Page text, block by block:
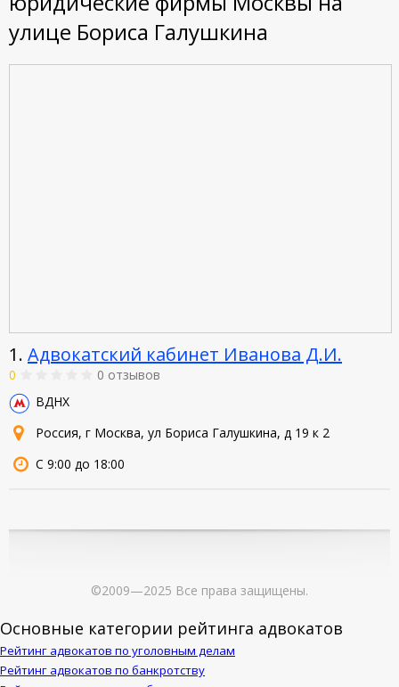
улице Бориса Галушкина
1. Адвокатский кабинет Иванова Д.И.
0
0 отзывов
ВДНХ
Россия, г Москва, ул Бориса Галушкина, д 19 к 2
С 9:00 до 18:00
©2009—2025 Все права защищены.
Основные категории рейтинга адвокатов
Рейтинг адвокатов по уголовным делам
Рейтинг адвокатов по банкротству